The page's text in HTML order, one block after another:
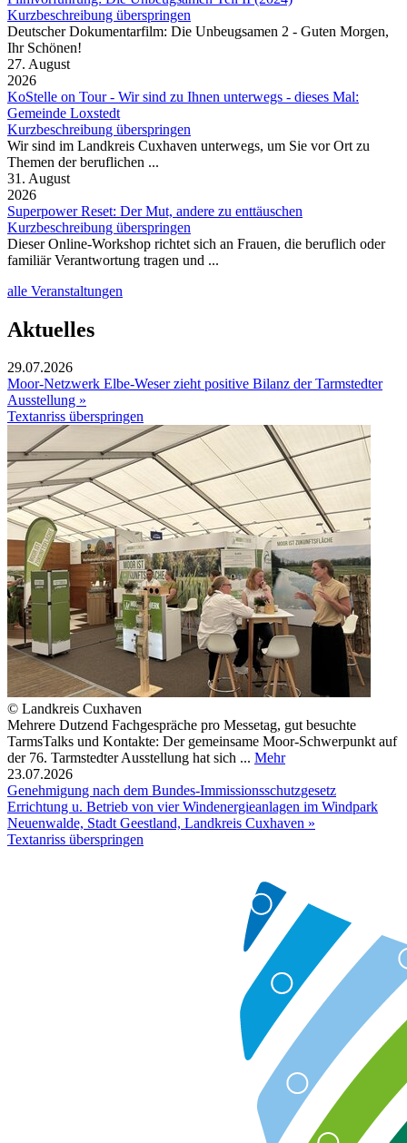
Kurzbeschreibung überspringen
Deutscher Dokumentarfilm: Die Unbeugsamen 2 - Guten Morgen,
Ihr Schönen!
27. August
2026
KoStelle on Tour - Wir sind zu Ihnen unterwegs - dieses Mal:
Gemeinde Loxstedt
Kurzbeschreibung überspringen
Wir sind im Landkreis Cuxhaven unterwegs, um Sie vor Ort zu
Themen der beruflichen ...
31. August
2026
Superpower Reset: Der Mut, andere zu enttäuschen
Kurzbeschreibung überspringen
Dieser Online-Workshop richtet sich an Frauen, die beruflich oder
familiär Verantwortung tragen und ...
alle Veranstaltungen
Aktuelles
29.07.2026
Moor-Netzwerk Elbe-Weser zieht positive Bilanz der Tarmstedter
Ausstellung »
Textanriss überspringen
© Landkreis Cuxhaven
Mehrere Dutzend Fachgespräche pro Messetag, gut besuchte
TarmsTalks und Kontakte: Der gemeinsame Moor-Schwerpunkt auf
der 76. Tarmstedter Ausstellung hat sich ... Mehr
23.07.2026
Genehmigung nach dem Bundes-Immissionsschutzgesetz
Errichtung u. Betrieb von vier Windenergieanlagen im Windpark
Neuenwalde, Stadt Geestland, Landkreis Cuxhaven »
Textanriss überspringen